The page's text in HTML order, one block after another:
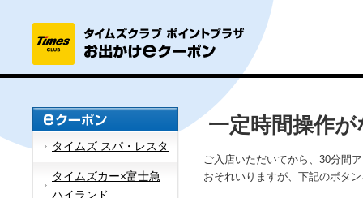
タイムズ スパ・レスタ
タイムズカー×富士急
ハイランド
一定時間操作
ご入店いただいてから、30分間
おそれいりますが、下記のボタ